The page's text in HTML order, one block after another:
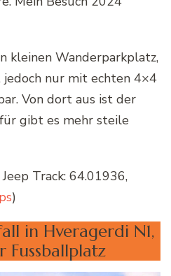
kleinen Wanderparkplatz,
nur mit echten 4×4
Von dort aus ist der
gibt es mehr steile
Track: 64.01936,
)
in Hveragerdi N1,
Fussballplatz